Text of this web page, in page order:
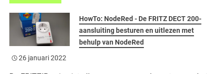
HowTo: NodeRed - De FRITZ DECT 200-
aansluiting besturen en uitlezen met
behulp van NodeRed
26 januari 2022